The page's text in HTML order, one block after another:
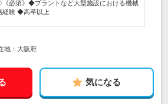
必須》◆プラントなど大型施設における機械
経験 ◆高卒以上
地：大阪府
気になる